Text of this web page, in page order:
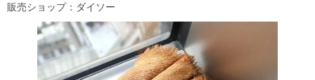
販売ショップ：ダイソー